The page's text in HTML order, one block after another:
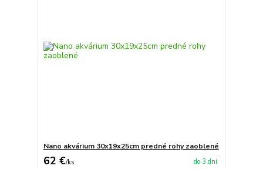
Nano akvárium 30x19x25cm predné rohy zaoblené
62 €/ks do 3 dní